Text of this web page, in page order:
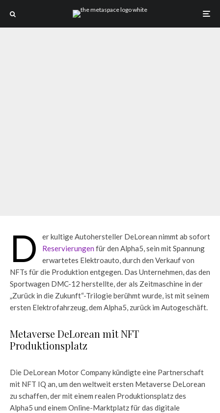
D
er kultige Autohersteller DeLorean nimmt ab sofort
Reservierungen für den Alpha5, sein mit Spannung
erwartetes Elektroauto, durch den Verkauf von
NFTs für die Produktion entgegen. Das Unternehmen, das den
Sportwagen DMC-12 herstellte, der als Zeitmaschine in der
„Zurück in die Zukunft“-Trilogie berühmt wurde, ist mit seinem
ersten Elektrofahrzeug, dem Alpha5, zurück im Autogeschäft.
Metaverse DeLorean mit NFT
Produktionsplatz
Die DeLorean Motor Company kündigte eine Partnerschaft
mit NFT IQ an, um den weltweit ersten Metaverse DeLorean
zu schaffen, der mit einem realen Produktionsplatz des
Alpha5 und einem Online-Marktplatz für das digitale